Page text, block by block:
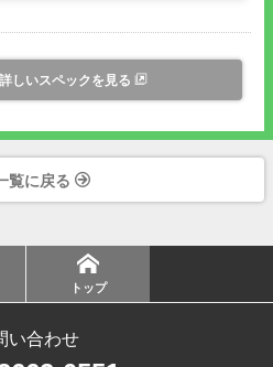
います。
能が搭載されていないトランシー
ないコンパンダー機能
コールバック機能
しいスペックを見る
覧に戻る
トップ
い合わせ